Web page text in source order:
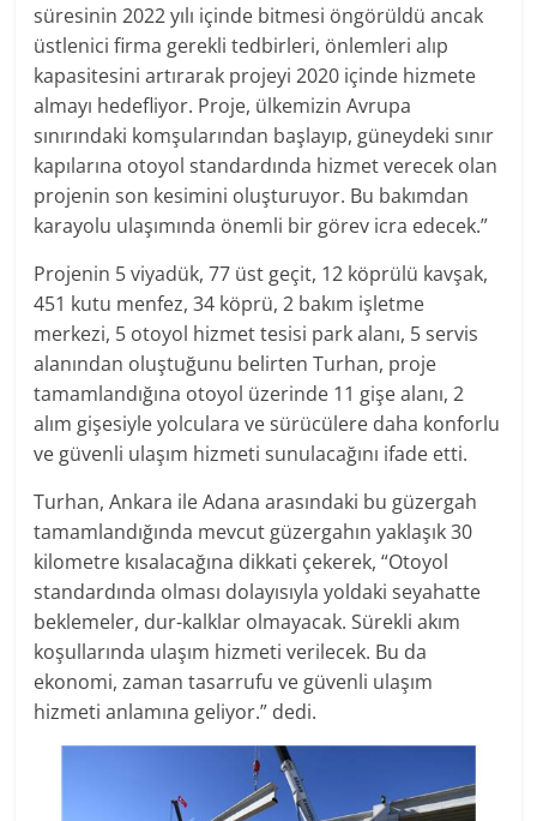
süresinin 2022 yılı içinde bitmesi öngörüldü ancak
üstlenici firma gerekli tedbirleri, önlemleri alıp
kapasitesini artırarak projeyi 2020 içinde hizmete
almayı hedefliyor. Proje, ülkemizin Avrupa
sınırındaki komşularından başlayıp, güneydeki sınır
kapılarına otoyol standardında hizmet verecek olan
projenin son kesimini oluşturuyor. Bu bakımdan
karayolu ulaşımında önemli bir görev icra edecek.”
Projenin 5 viyadük, 77 üst geçit, 12 köprülü kavşak,
451 kutu menfez, 34 köprü, 2 bakım işletme
merkezi, 5 otoyol hizmet tesisi park alanı, 5 servis
alanından oluştuğunu belirten Turhan, proje
tamamlandığına otoyol üzerinde 11 gişe alanı, 2
alım gişesiyle yolculara ve sürücülere daha konforlu
ve güvenli ulaşım hizmeti sunulacağını ifade etti.
Turhan, Ankara ile Adana arasındaki bu güzergah
tamamlandığında mevcut güzergahın yaklaşık 30
kilometre kısalacağına dikkati çekerek, “Otoyol
standardında olması dolayısıyla yoldaki seyahatte
beklemeler, dur-kalklar olmayacak. Sürekli akım
koşullarında ulaşım hizmeti verilecek. Bu da
ekonomi, zaman tasarrufu ve güvenli ulaşım
hizmeti anlamına geliyor.” dedi.